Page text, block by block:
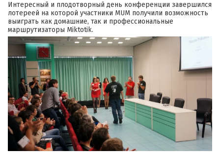
Интересный и плодотворный день конференции завершился
лотереей на которой участники MUM получили возможность
выиграть как домашние, так и профессиональные
маршрутизаторы Miktotik.